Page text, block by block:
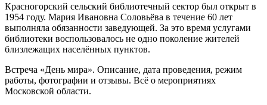
Красногорский сельский библиотечный сектор был открыт в
1954 году. Мария Ивановна Соловьёва в течение 60 лет
выполняла обязанности заведующей. За это время услугами
библиотеки воспользовалось не одно поколение жителей
близлежащих населённых пунктов.
Встреча «День мира». Описание, дата проведения, режим
работы, фотографии и отзывы. Всё о мероприятиях
Московской области.